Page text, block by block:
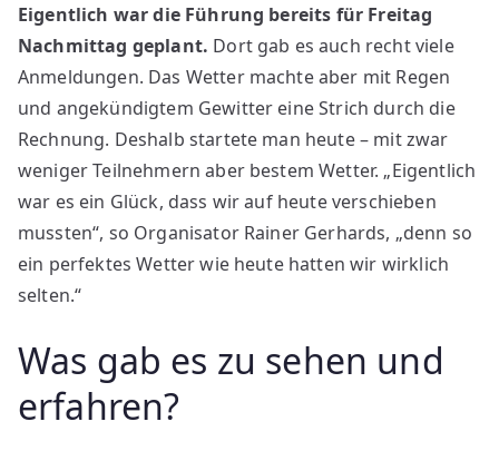
Eigentlich war die Führung bereits für Freitag
Nachmittag geplant. Dort gab es auch recht viele
Anmeldungen. Das Wetter machte aber mit Regen
und angekündigtem Gewitter eine Strich durch die
Rechnung. Deshalb startete man heute – mit zwar
weniger Teilnehmern aber bestem Wetter. „Eigentlich
war es ein Glück, dass wir auf heute verschieben
mussten“, so Organisator Rainer Gerhards, „denn so
ein perfektes Wetter wie heute hatten wir wirklich
selten.“
Was gab es zu sehen und
erfahren?